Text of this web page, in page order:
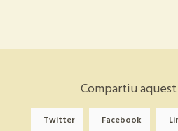
Compartiu
Twitter Facebook